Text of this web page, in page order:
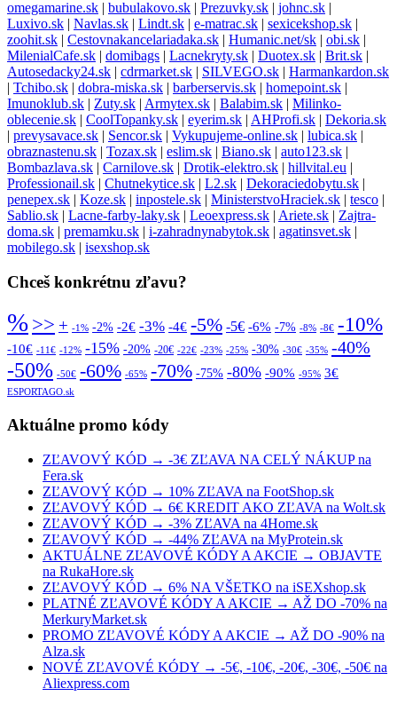
omegamarine.sk | bubulakovo.sk | Prezuvky.sk | johnc.sk |
Luxivo.sk | Navlas.sk | Lindt.sk | e-matrac.sk | sexicekshop.sk |
zoohit.sk | Cestovnakancelariadaka.sk | Humanic.net/sk | obi.sk |
MilenialCafe.sk | domibags | Lacnekryty.sk | Duotex.sk | Brit.sk |
Autosedacky24.sk | cdrmarket.sk | SILVEGO.sk | Harmankardon.sk
| Tchibo.sk | dobra-miska.sk | barberservis.sk | homepoint.sk |
Imunoklub.sk | Zuty.sk | Armytex.sk | Balabim.sk | Milinko-
oblecenie.sk | CoolTopanky.sk | eyerim.sk | AHProfi.sk | Dekoria.sk
| prevysavace.sk | Sencor.sk | Vykupujeme-online.sk | lubica.sk |
obraznastenu.sk | Tozax.sk | eslim.sk | Biano.sk | auto123.sk |
Bombazlava.sk | Carnilove.sk | Drotik-elektro.sk | hillvital.eu |
Professionail.sk | Chutnekytice.sk | L2.sk | Dekoraciedobytu.sk |
penepex.sk | Koze.sk | inpostele.sk | MinisterstvoHraciek.sk | tesco |
Sablio.sk | Lacne-farby-laky.sk | Leoexpress.sk | Ariete.sk | Zajtra-
doma.sk | premamku.sk | i-zahradnynabytok.sk | agatinsvet.sk |
mobilego.sk | isexshop.sk
Chceš konkrétnu zľavu?
%>> + -1% -2% -2€ -3% -4€ -5% -5€ -6% -7% -8% -8€ -10%
-10€ -11€ -12% -15% -20% -20€ -22€ -23% -25% -30% -30€ -35% -40%
-50% -50€ -60% -65% -70% -75% -80% -90% -95% 3€
ESPORTAGO.sk
Aktuálne promo kódy
ZĽAVOVÝ KÓD → -3€ ZĽAVA NA CELÝ NÁKUP na
Fera.sk
ZĽAVOVÝ KÓD → 10% ZĽAVA na FootShop.sk
ZĽAVOVÝ KÓD → 6€ KREDIT AKO ZĽAVA na Wolt.sk
ZĽAVOVÝ KÓD → -3% ZĽAVA na 4Home.sk
ZĽAVOVÝ KÓD → -44% ZĽAVA na MyProtein.sk
AKTUÁLNE ZĽAVOVÉ KÓDY A AKCIE → OBJAVTE
na RukaHore.sk
ZĽAVOVÝ KÓD → 6% NA VŠETKO na iSEXshop.sk
PLATNÉ ZĽAVOVÉ KÓDY A AKCIE → AŽ DO -70% na
MerkuryMarket.sk
PROMO ZĽAVOVÉ KÓDY A AKCIE → AŽ DO -90% na
Alza.sk
NOVÉ ZĽAVOVÉ KÓDY → -5€, -10€, -20€, -30€, -50€ na
Aliexpress.com